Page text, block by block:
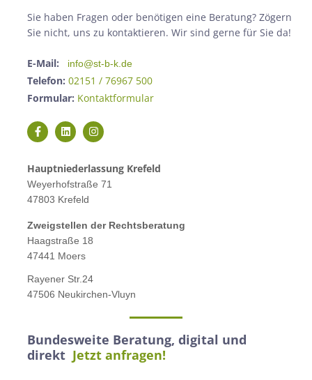
Sie haben Fragen oder benötigen eine Beratung? Zögern
Sie nicht, uns zu kontaktieren. Wir sind gerne für Sie da!
E-Mail: info@st-b-k.de
Telefon: 02151 / 76967 500
Formular: Kontaktformular
Hauptniederlassung Krefeld
Weyerhofstraße 71
47803 Krefeld
Zweigstellen der Rechtsberatung
Haagstraße 18
47441 Moers
Rayener Str.24
47506 Neukirchen-Vluyn
Bundesweite Beratung, digital und
direkt Jetzt anfragen!